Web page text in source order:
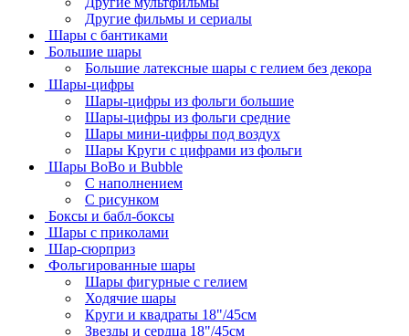
Другие фильмы и сериалы
Шары с бантиками
Большие шары
Большие латексные шары с гелием без декора
Шары-цифры
Шары-цифры из фольги большие
Шары-цифры из фольги средние
Шары мини-цифры под воздух
Шары Круги с цифрами из фольги
Шары BoBo и Bubble
С наполнением
С рисунком
Боксы и бабл-боксы
Шары с приколами
Шар-сюрприз
Фольгированные шары
Шары фигурные с гелием
Ходячие шары
Круги и квадраты 18"/45см
Звезды и сердца 18"/45см